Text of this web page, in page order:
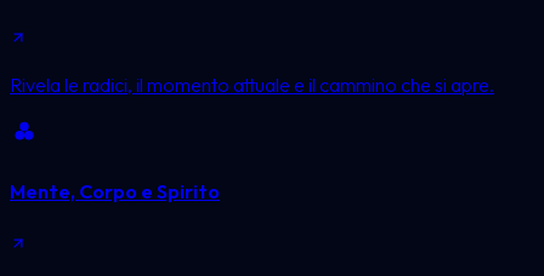
Rivela le radici, il momento attuale e il cammino che si apre.
Mente, Corpo e Spirito